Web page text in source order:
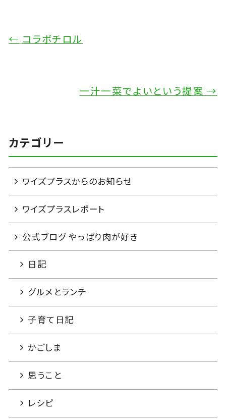
← コラボチロル
一汁一菜でよいという提案 →
カテゴリー
ワイズプラスからのお知らせ
ワイズプラスレポート
公式ブログ やっぱり肉が好き
日記
グルメとランチ
子育て日記
かごしま
思うこと
レシピ